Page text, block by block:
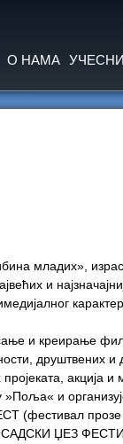
О НАМА
младих»,
и
и креирање
друштвених и
акција и
»Поља« и
(фестивал
ЏЕЗ